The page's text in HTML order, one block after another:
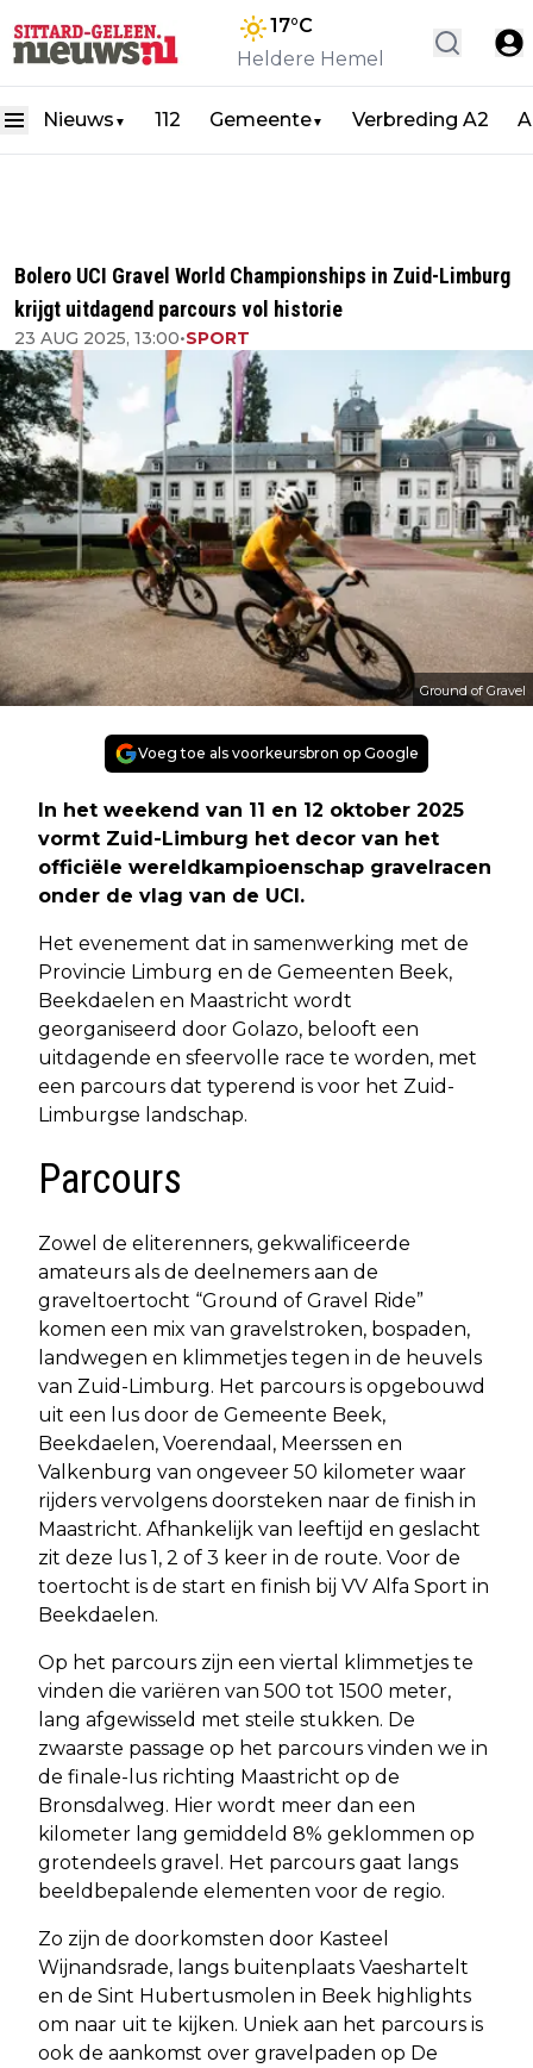
17°C
Heldere Hemel
Nieuws ▼ 112 Gemeente▼ Verbreding A2
Bolero UCI Gravel World Championships in Zuid-Limburg
krijgt uitdagend parcours vol historie
23 AUG 2025, 13:00•SPORT
Ground of Gravel
Voeg toe als voorkeursbron op Google
In het weekend van 11 en 12 oktober 2025
vormt Zuid-Limburg het decor van het
officiële wereldkampioenschap gravelracen
onder de vlag van de UCI.
Het evenement dat in samenwerking met de
Provincie Limburg en de Gemeenten Beek,
Beekdaelen en Maastricht wordt
georganiseerd door Golazo, belooft een
uitdagende en sfeervolle race te worden, met
een parcours dat typerend is voor het Zuid-
Limburgse landschap.
Parcours
Zowel de eliterenners, gekwalificeerde
amateurs als de deelnemers aan de
graveltoertocht “Ground of Gravel Ride”
komen een mix van gravelstroken, bospaden,
landwegen en klimmetjes tegen in de heuvels
van Zuid-Limburg. Het parcours is opgebouwd
uit een lus door de Gemeente Beek,
Beekdaelen, Voerendaal, Meerssen en
Valkenburg van ongeveer 50 kilometer waar
rijders vervolgens doorsteken naar de finish in
Maastricht. Afhankelijk van leeftijd en geslacht
zit deze lus 1, 2 of 3 keer in de route. Voor de
toertocht is de start en finish bij VV Alfa Sport in
Beekdaelen.
Op het parcours zijn een viertal klimmetjes te
vinden die variëren van 500 tot 1500 meter,
lang afgewisseld met steile stukken. De
zwaarste passage op het parcours vinden we in
de finale-lus richting Maastricht op de
Bronsdalweg. Hier wordt meer dan een
kilometer lang gemiddeld 8% geklommen op
grotendeels gravel. Het parcours gaat langs
beeldbepalende elementen voor de regio.
Zo zijn de doorkomsten door Kasteel
Wijnandsrade, langs buitenplaats Vaeshartelt
en de Sint Hubertusmolen in Beek highlights
om naar uit te kijken. Uniek aan het parcours is
ook de aankomst over gravelpaden op De